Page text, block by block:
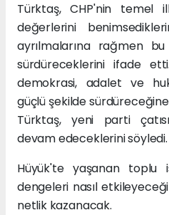
Türktaş, CHP'nin temel
değerlerini
ayrılmalarına rağmen bu
sürdüreceklerini ifade
demokrasi, adalet ve
güçlü şekilde
Türktaş, yeni parti
devam edeceklerini söyledi.
Hüyük'te yaşanan toplu
dengeleri nasıl
netlik kazanacak.